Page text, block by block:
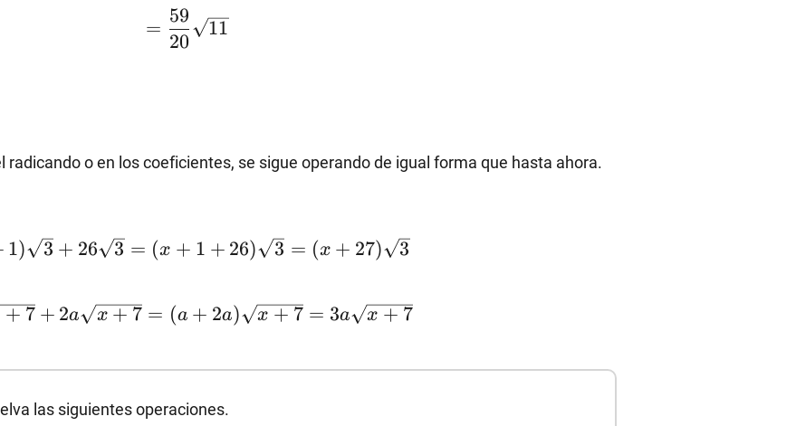
{5}=\left(\dfrac{7}
{5}\right)\sqrt{11}
=\dfrac{59}
{20}\sqrt{11}
=
20
59
11
radicando o en los coeficientes, se sigue operando de igual forma que hasta ahora.
(x+1+26)\sqrt{3}=
1) 3 + 26 3 = (x + 1 + 26) 3 = (x + 27) 3
+ 7 + 2a x + 7 = (a + 2a) x + 7 = 3a x + 7
las siguientes operaciones.